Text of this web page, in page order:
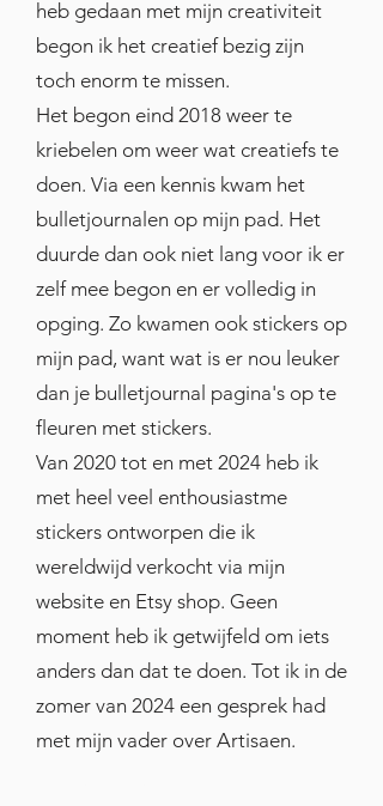
heb gedaan met mijn creativiteit
begon ik het creatief bezig zijn
toch enorm te missen.
Het begon eind 2018 weer te
kriebelen om weer wat creatiefs te
doen. Via een kennis kwam het
bulletjournalen op mijn pad. Het
duurde dan ook niet lang voor ik er
zelf mee begon en er volledig in
opging. Zo kwamen ook stickers op
mijn pad, want wat is er nou leuker
dan je bulletjournal pagina's op te
fleuren met stickers.
Van 2020 tot en met 2024 heb ik
met heel veel enthousiastme
stickers ontworpen die ik
wereldwijd verkocht via mijn
website en Etsy shop. Geen
moment heb ik getwijfeld om iets
anders dan dat te doen. Tot ik in de
zomer van 2024 een gesprek had
met mijn vader over Artisaen.